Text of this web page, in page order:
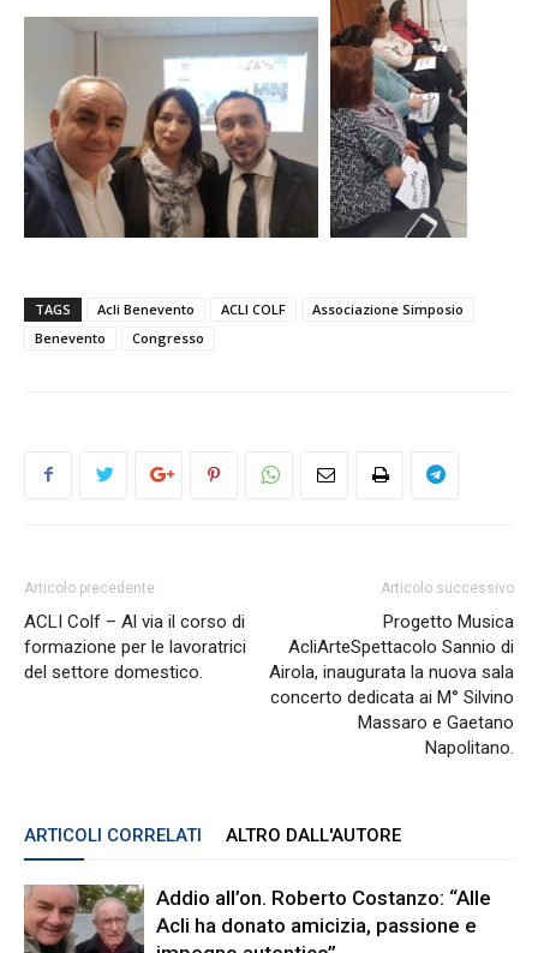
TAGS Acli Benevento ACLI COLF
Associazione Simposio
Benevento
Congresso
Articolo precedente
ACLI Colf – Al via il corso di
formazione per le lavoratrici
del settore domestico.
Articolo successivo
Progetto Musica
AcliArteSpettacolo Sannio di
Airola, inaugurata la nuova sala
concerto dedicata ai M° Silvino
Massaro e Gaetano
Napolitano.
ARTICOLI CORRELATI ALTRO DALL'AUTORE
Addio all’on. Roberto Costanzo: “Alle
Acli ha donato amicizia, passione e